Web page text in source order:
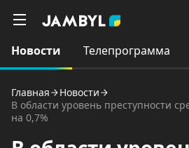
Новости Телепрограмма
Главная
Новости
В области уровень преступности
на 0,7%